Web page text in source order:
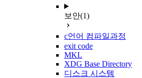
보안(1)
c언어 컴파일과정
exit code
MKL
XDG Base Directory
디스크 시스템